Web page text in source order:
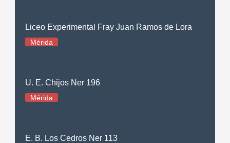
Liceo Experimental Fray Juan Ramos de Lora
Mérida
U. E. Chijos Ner 196
Mérida
E. B. Los Cedros Ner 113